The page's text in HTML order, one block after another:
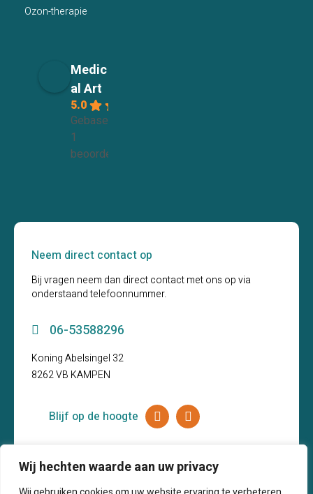
Wij hechten waarde aan uw privacy
Ozon-therapie
Medic
al Art
5.0
Gebaseerd op
1
beoordelingen
Neem direct contact op
Bij vragen neem dan direct contact met ons op via
onderstaand telefoonnummer.
06-53588296
Koning Abelsingel 32
8262 VB KAMPEN
Blijf op de hoogte